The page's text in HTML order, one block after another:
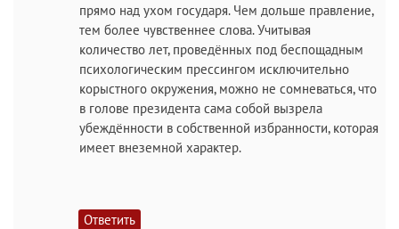
прямо над ухом государя. Чем дольше правление,
тем более чувственнее слова. Учитывая
количество лет, проведённых под беспощадным
психологическим прессингом исключительно
корыстного окружения, можно не сомневаться, что
в голове президента сама собой вызрела
убеждённости в собственной избранности, которая
имеет внеземной характер.
Ответить